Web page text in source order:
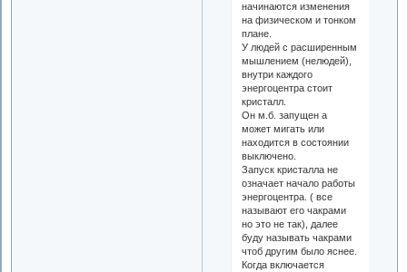
начинаются изменения
на физическом и тонком
плане.
У людей с расширенным
мышлением (нелюдей),
внутри каждого
энергоцентра стоит
кристалл.
Он м.б. запущен а
может мигать или
находится в состоянии
выключено.
Запуск кристалла не
означает начало работы
энергоцентра. ( все
называют его чакрами
но это не так), далее
буду называть чакрами
чтоб другим было яснее.
Когда включается